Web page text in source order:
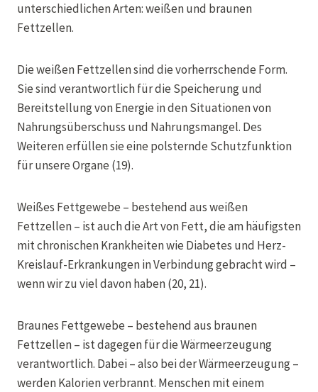
unterschiedlichen Arten: weißen und braunen
Fettzellen.
Die weißen Fettzellen sind die vorherrschende Form.
Sie sind verantwortlich für die Speicherung und
Bereitstellung von Energie in den Situationen von
Nahrungsüberschuss und Nahrungsmangel. Des
Weiteren erfüllen sie eine polsternde Schutzfunktion
für unsere Organe (19).
Weißes Fettgewebe – bestehend aus weißen
Fettzellen – ist auch die Art von Fett, die am häufigsten
mit chronischen Krankheiten wie Diabetes und Herz-
Kreislauf-Erkrankungen in Verbindung gebracht wird –
wenn wir zu viel davon haben (20, 21).
Braunes Fettgewebe – bestehend aus braunen
Fettzellen – ist dagegen für die Wärmeerzeugung
verantwortlich. Dabei – also bei der Wärmeerzeugung –
werden Kalorien verbrannt. Menschen mit einem